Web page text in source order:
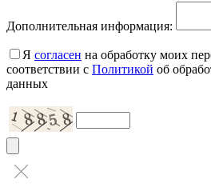
Дополнительная информация:
Я согласен на обработку моих
соответствии с Политикой об
данных